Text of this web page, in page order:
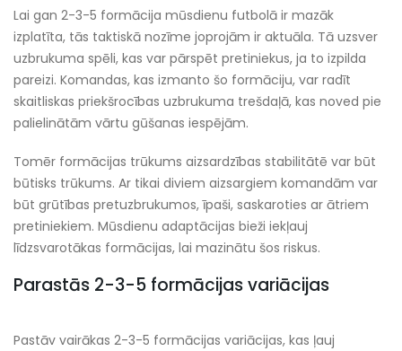
Lai gan 2-3-5 formācija mūsdienu futbolā ir mazāk
izplatīta, tās taktiskā nozīme joprojām ir aktuāla. Tā uzsver
uzbrukuma spēli, kas var pārspēt pretiniekus, ja to izpilda
pareizi. Komandas, kas izmanto šo formāciju, var radīt
skaitliskas priekšrocības uzbrukuma trešdaļā, kas noved pie
palielinātām vārtu gūšanas iespējām.
Tomēr formācijas trūkums aizsardzības stabilitātē var būt
būtisks trūkums. Ar tikai diviem aizsargiem komandām var
būt grūtības pretuzbrukumos, īpaši, saskaroties ar ātriem
pretiniekiem. Mūsdienu adaptācijas bieži iekļauj
līdzsvarotākas formācijas, lai mazinātu šos riskus.
Parastās 2-3-5 formācijas variācijas
Pastāv vairākas 2-3-5 formācijas variācijas, kas ļauj